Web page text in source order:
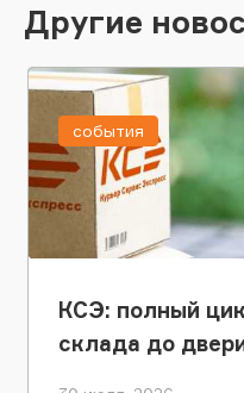
Другие
КСЭ: полный
склада до
события